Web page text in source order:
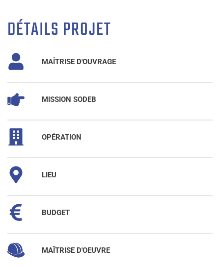
DÉTAILS PROJET
MAÎTRISE D'OUVRAGE
MISSION SODEB
OPÉRATION
LIEU
BUDGET
MAÎTRISE D'OEUVRE